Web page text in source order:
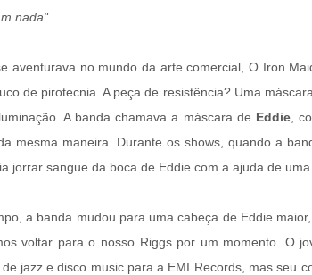
nada".
aventurava no mundo da arte comercial, O Iron
de pirotecnia. A peça de resistência? Uma
A banda chamava a máscara de Eddie,
mesma maneira. Durante os shows, quando a
jorrar sangue da boca de Eddie com a ajuda de
a banda mudou para uma cabeça de Eddie
voltar para o nosso Riggs por um momento. O
jazz e disco music para a EMI Records, mas seu